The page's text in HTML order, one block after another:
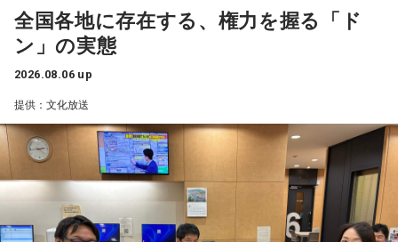
リスナーちゃんはそのことを言ってくれていて、それも楽し
かった！ 私も大阪に行く前から「みんなでやれたら楽しいだ
ろうな」と思っていたから、そういうこともできて楽しかっ
たですね！ 来てくれてありがとう！
----------------------------------------------------
この日の放送をradikoタイムフリーで聴く
※放送エリア外の方は、プレミアム会員の登録でご利用いた
----------------------------------------------------
＜番組概要＞
常井健一「『ドン』はスペイン語に由来する外来語です。ボ
スよりもさらにスケールの大きな権力者を示す言葉として定
着しました。いま、ドンとして注目されるのが福岡県議会の
藏内議長。福岡県内には一昔前から『福岡三国志』という言
葉がありまして。現在は麻生太郎さん、武田良太さん、そし
て藏内さんが熾烈な権力闘争を繰り広げています」
長野「藏内さんだけ県議、ということですね」
常井「なぜ1人の地方議員が永田町の大物にも匹敵する大きな
全国各地に存在する、権力を握る「ド
ン」の実態
2026.08.06 up
提供：文化放送